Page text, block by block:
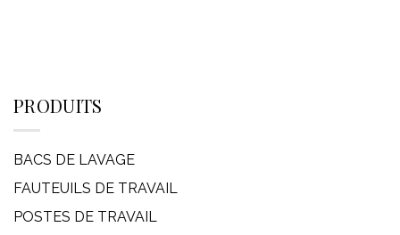
PRODUITS
BACS DE LAVAGE
FAUTEUILS DE TRAVAIL
POSTES DE TRAVAIL